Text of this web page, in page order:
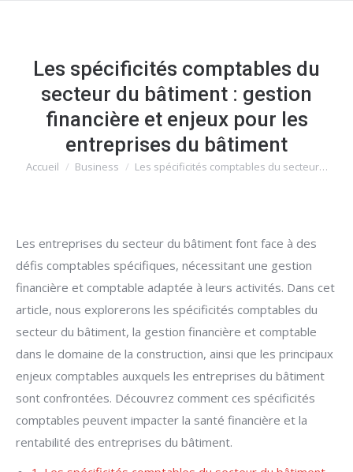
Les spécificités comptables du
secteur du bâtiment : gestion
financière et enjeux pour les
entreprises du bâtiment
Vous êtes ici :
Accueil Business Les spécificités comptables du secteur…
Les entreprises du secteur du bâtiment font face à des
défis comptables spécifiques, nécessitant une gestion
financière et comptable adaptée à leurs activités. Dans cet
article, nous explorerons les spécificités comptables du
secteur du bâtiment, la gestion financière et comptable
dans le domaine de la construction, ainsi que les principaux
enjeux comptables auxquels les entreprises du bâtiment
sont confrontées. Découvrez comment ces spécificités
comptables peuvent impacter la santé financière et la
rentabilité des entreprises du bâtiment.